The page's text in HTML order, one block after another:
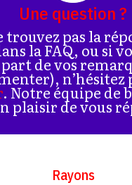
Une question ?
trouvez pas la
la FAQ, ou si
de vos
n’hésitez
. Notre équipe de
plaisir de vous
Rayons